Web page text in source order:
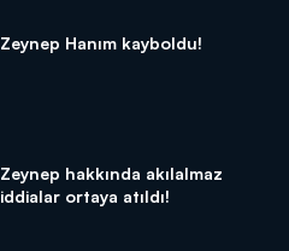
Zeynep Hanım kayboldu!
Zeynep hakkında akılalmaz
iddialar ortaya atıldı!